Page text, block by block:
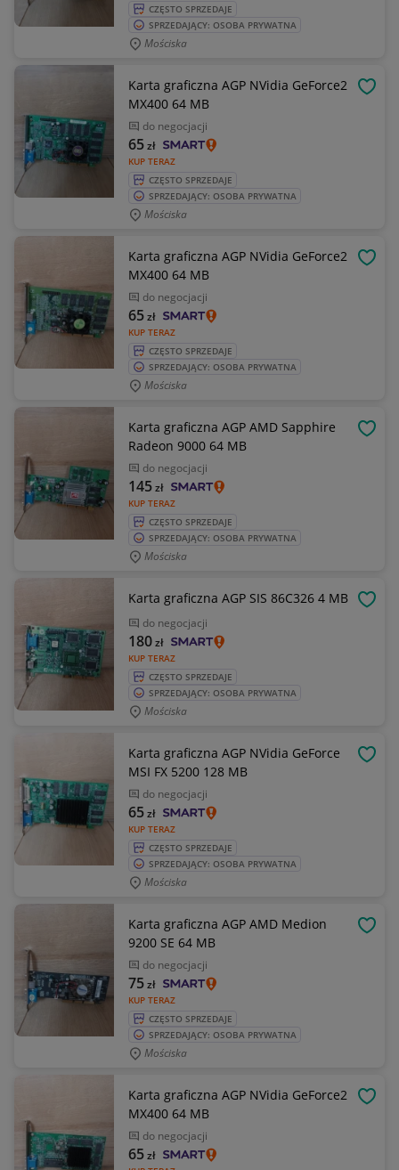
CZĘSTO SPRZEDAJE
SPRZEDAJĄCY: OSOBA PRYWATNA
Mościska
Karta graficzna AGP NVidia GeForce2
MX400 64 MB
do negocjacji
KUP TERAZ
65zł
CZĘSTO SPRZEDAJE
SPRZEDAJĄCY: OSOBA PRYWATNA
Mościska
Karta graficzna AGP NVidia GeForce2
MX400 64 MB
do negocjacji
KUP TERAZ
65zł
CZĘSTO SPRZEDAJE
SPRZEDAJĄCY: OSOBA PRYWATNA
Mościska
Karta graficzna AGP AMD Sapphire
Radeon 9000 64 MB
do negocjacji
KUP TERAZ
145zł
CZĘSTO SPRZEDAJE
SPRZEDAJĄCY: OSOBA PRYWATNA
Mościska
Karta graficzna AGP SIS 86C326 4 MB
do negocjacji
KUP TERAZ
180zł
CZĘSTO SPRZEDAJE
SPRZEDAJĄCY: OSOBA PRYWATNA
Mościska
Karta graficzna AGP NVidia GeForce
MSI FX 5200 128 MB
do negocjacji
KUP TERAZ
65zł
CZĘSTO SPRZEDAJE
SPRZEDAJĄCY: OSOBA PRYWATNA
Mościska
Karta graficzna AGP AMD Medion
9200 SE 64 MB
do negocjacji
KUP TERAZ
75zł
CZĘSTO SPRZEDAJE
SPRZEDAJĄCY: OSOBA PRYWATNA
Mościska
Karta graficzna AGP NVidia GeForce2
MX400 64 MB
do negocjacji
65zł